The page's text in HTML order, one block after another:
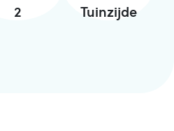
2 Tuinzijde